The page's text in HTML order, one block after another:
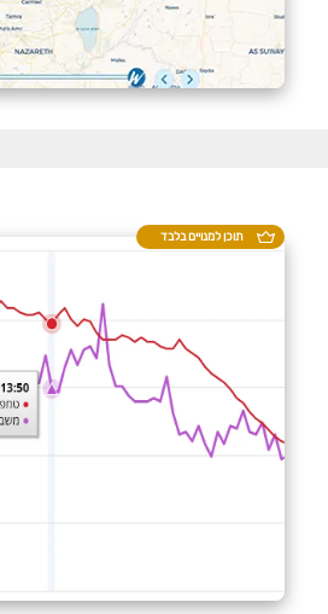
תוכן למנויים בלבד